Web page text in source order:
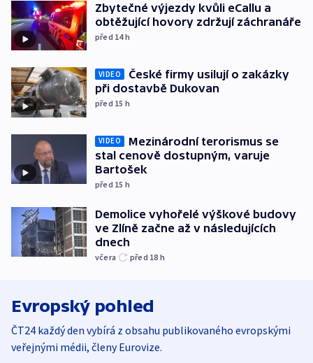
Zbytečné výjezdy kvůli eCallu a
obtěžující hovory zdržují záchranáře
před 14h
VIDEO
České firmy usilují o zakázky
při dostavbě Dukovan
před 15 h
VIDEO
Mezinárodní terorismus se
stal cenově dostupným, varuje
Bartošek
před 15 h
Demolice vyhořelé výškové budovy
ve Zlíně začne až v následujících
dnech
včera před 18 h
Evropský pohled
ČT24 každý den vybírá z obsahu publikovaného evropskými
veřejnými médii, členy Eurovize.